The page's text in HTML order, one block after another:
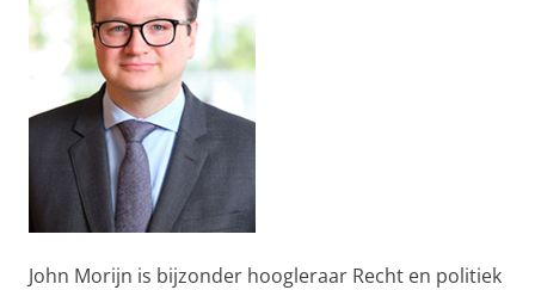
John Morijn is bijzonder hoogleraar Recht en politiek